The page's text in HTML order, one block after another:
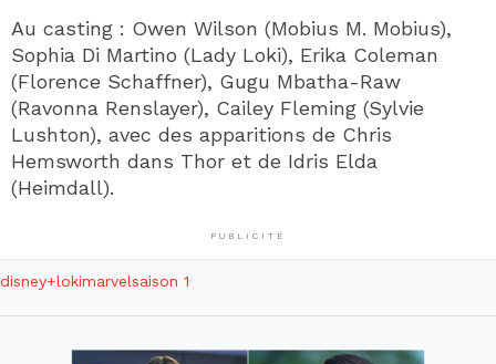
Au casting : Owen Wilson (Mobius M. Mobius),
Sophia Di Martino (Lady Loki), Erika Coleman
(Florence Schaffner), Gugu Mbatha-Raw
(Ravonna Renslayer), Cailey Fleming (Sylvie
Lushton), avec des apparitions de Chris
Hemsworth dans Thor et de Idris Elda
(Heimdall).
PUBLICITÉ
disney+lokimarvelsaison 1